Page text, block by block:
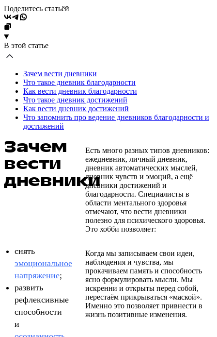
Поделитесь статьёй
В этой статье
Зачем вести дневники
Что такое дневник благодарности
Как вести дневник благодарности
Что такое дневник достижений
Как вести дневник достижений
Что запомнить про ведение дневников благодарности и
достижений
Зачем
вести
дневники
Есть много разных типов дневников:
ежедневник, личный дневник,
дневник автоматических мыслей,
дневник чувств и эмоций, а ещё
дневники достижений и
благодарности. Специалисты в
области ментального здоровья
отмечают, что вести дневники
полезно для психического здоровья.
Это хобби позволяет:
снять
эмоциональное
напряжение;
развить
рефлексивные
способности
и
Когда мы записываем свои идеи,
наблюдения и чувства, мы
прокачиваем память и способность
ясно формулировать мысли. Мы
искренни и открыты перед собой,
перестаём прикрываться «маской».
Именно это позволяет привнести в
жизнь позитивные изменения.